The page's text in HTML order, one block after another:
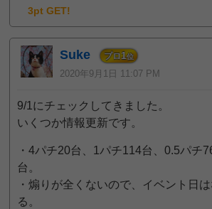
3pt GET!
Suke プロ1位
2020年9月1日 11:07 PM
9/1にチェックしてきました。
いくつか情報更新です。
・4パチ20台、1パチ114台、0.5パチ
台。
・煽りが全くないので、イベント日
る。